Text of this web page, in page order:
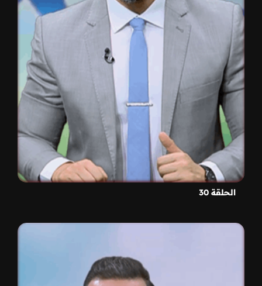
الحلقة 30